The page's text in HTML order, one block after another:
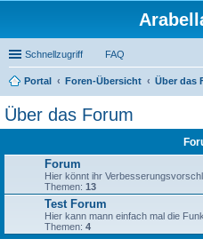
Schnellzugriff FAQ
Portal Foren-Übersicht
Über das
Über das Forum
Forum
Hier könnt ihr
Themen: 13
Test Forum
Hier kann mann einfach mal die
Themen: 4